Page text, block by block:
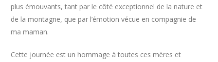
plus émouvants, tant par le côté exceptionnel de la nature et
de la montagne, que par l’émotion vécue en compagnie de
ma maman.
Cette journée est un hommage à toutes ces mères et